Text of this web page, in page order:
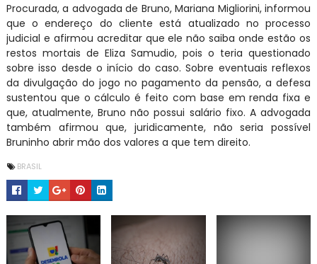
Procurada, a advogada de Bruno, Mariana Migliorini, informou
que o endereço do cliente está atualizado no processo
judicial e afirmou acreditar que ele não saiba onde estão os
restos mortais de Eliza Samudio, pois o teria questionado
sobre isso desde o início do caso. Sobre eventuais reflexos
da divulgação do jogo no pagamento da pensão, a defesa
sustentou que o cálculo é feito com base em renda fixa e
que, atualmente, Bruno não possui salário fixo. A advogada
também afirmou que, juridicamente, não seria possível
Bruninho abrir mão dos valores a que tem direito.
BRASIL